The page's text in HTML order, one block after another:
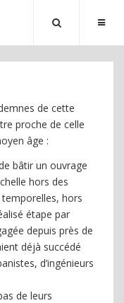
de cette
proche de celle
âge :
bâtir un ouvrage
hors des
hors
étape par
depuis près de
déjà succédé
d’ingénieurs
de leurs